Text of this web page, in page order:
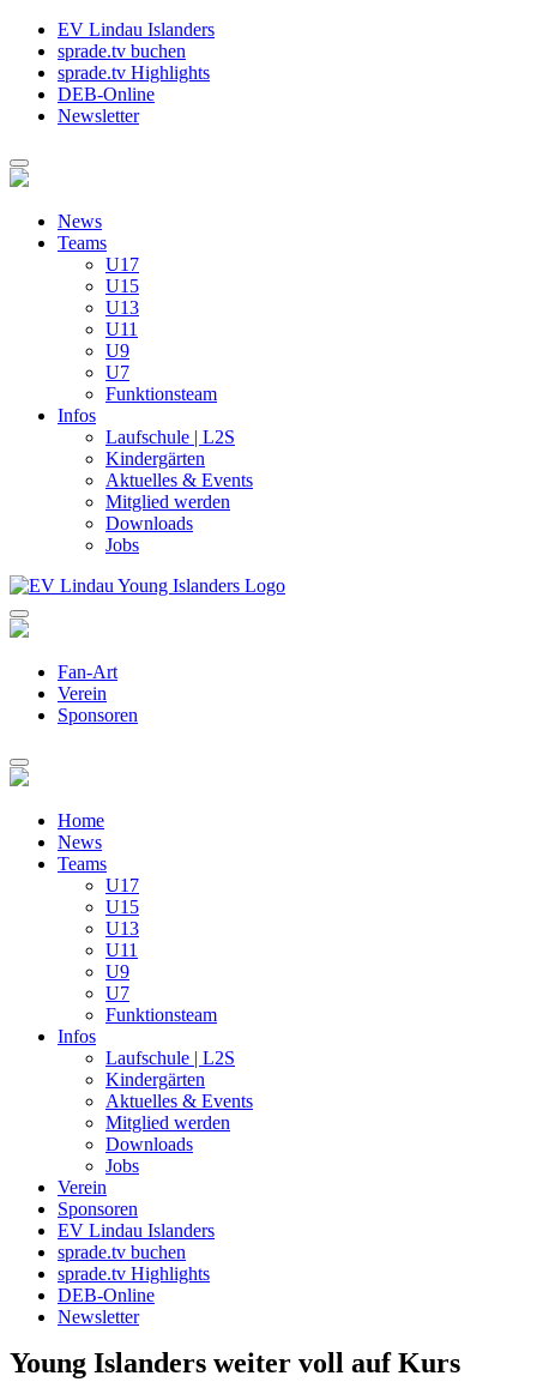
EV Lindau Islanders
sprade.tv buchen
sprade.tv Highlights
DEB-Online
Newsletter
News
Teams
U17
U15
U13
U11
U9
U7
Funktionsteam
Infos
Laufschule | L2S
Kindergärten
Aktuelles & Events
Mitglied werden
Downloads
Jobs
Fan-Art
Verein
Sponsoren
Home
News
Teams
U17
U15
U13
U11
U9
U7
Funktionsteam
Infos
Laufschule | L2S
Kindergärten
Aktuelles & Events
Mitglied werden
Downloads
Jobs
Verein
Sponsoren
EV Lindau Islanders
sprade.tv buchen
sprade.tv Highlights
DEB-Online
Newsletter
Young Islanders weiter voll auf Kurs